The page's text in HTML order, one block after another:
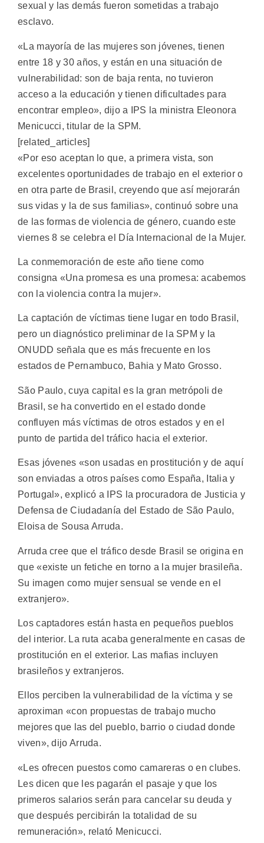
sexual y las demás fueron sometidas a trabajo
esclavo.
«La mayoría de las mujeres son jóvenes, tienen
entre 18 y 30 años, y están en una situación de
vulnerabilidad: son de baja renta, no tuvieron
acceso a la educación y tienen dificultades para
encontrar empleo», dijo a IPS la ministra Eleonora
Menicucci, titular de la SPM.
[related_articles]
«Por eso aceptan lo que, a primera vista, son
excelentes oportunidades de trabajo en el exterior o
en otra parte de Brasil, creyendo que así mejorarán
sus vidas y la de sus familias», continuó sobre una
de las formas de violencia de género, cuando este
viernes 8 se celebra el Día Internacional de la Mujer.
La conmemoración de este año tiene como
consigna «Una promesa es una promesa: acabemos
con la violencia contra la mujer».
La captación de víctimas tiene lugar en todo Brasil,
pero un diagnóstico preliminar de la SPM y la
ONUDD señala que es más frecuente en los
estados de Pernambuco, Bahia y Mato Grosso.
São Paulo, cuya capital es la gran metrópoli de
Brasil, se ha convertido en el estado donde
confluyen más víctimas de otros estados y en el
punto de partida del tráfico hacia el exterior.
Esas jóvenes «son usadas en prostitución y de aquí
son enviadas a otros países como España, Italia y
Portugal», explicó a IPS la procuradora de Justicia y
Defensa de Ciudadanía del Estado de São Paulo,
Eloisa de Sousa Arruda.
Arruda cree que el tráfico desde Brasil se origina en
que «existe un fetiche en torno a la mujer brasileña.
Su imagen como mujer sensual se vende en el
extranjero».
Los captadores están hasta en pequeños pueblos
del interior. La ruta acaba generalmente en casas de
prostitución en el exterior. Las mafias incluyen
brasileños y extranjeros.
Ellos perciben la vulnerabilidad de la víctima y se
aproximan «con propuestas de trabajo mucho
mejores que las del pueblo, barrio o ciudad donde
viven», dijo Arruda.
«Les ofrecen puestos como camareras o en clubes.
Les dicen que les pagarán el pasaje y que los
primeros salarios serán para cancelar su deuda y
que después percibirán la totalidad de su
remuneración», relató Menicucci.